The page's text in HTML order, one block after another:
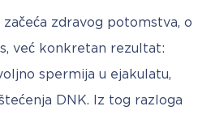
zdravog potomstva, o
već konkretan rezultat:
spermija u ejakulatu,
DNK. Iz tog razloga